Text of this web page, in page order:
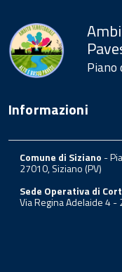
Piano
Informazioni
Comune di Siziano -
27010, Siziano (PV)
Sede Operativa di
Via Regina Adelaide 4 -